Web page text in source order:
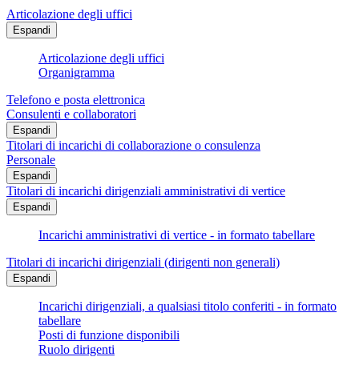
Articolazione degli uffici
Espandi
Articolazione degli uffici
Organigramma
Telefono e posta elettronica
Consulenti e collaboratori
Espandi
Titolari di incarichi di collaborazione o consulenza
Personale
Espandi
Titolari di incarichi dirigenziali amministrativi di vertice
Espandi
Incarichi amministrativi di vertice - in formato tabellare
Titolari di incarichi dirigenziali (dirigenti non generali)
Espandi
Incarichi dirigenziali, a qualsiasi titolo conferiti - in formato
tabellare
Posti di funzione disponibili
Ruolo dirigenti